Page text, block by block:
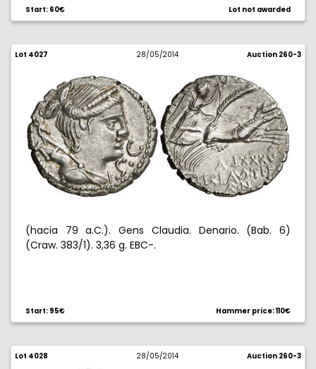
Start: 60€ Lot not awarded
Lot 4027 28/05/2014 Auction 260-3
(hacia 79 a.C.). Gens Claudia. Denario. (Bab. 6)
(Craw. 383/1). 3,36 g. EBC-.
Start: 95€ Hammer price: 110€
Lot 4028 28/05/2014 Auction 260-3